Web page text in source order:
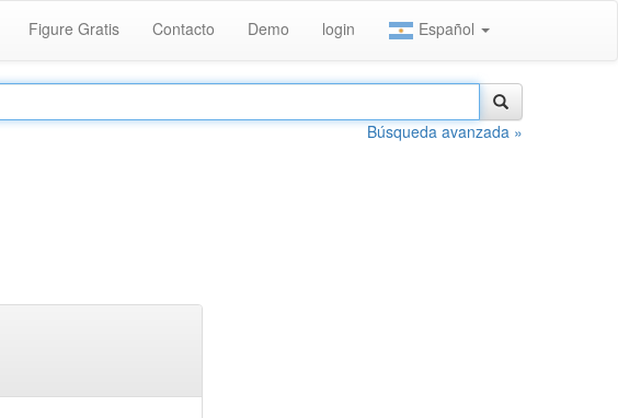
Figure Gratis Contacto Demo login Español
Búsqueda avanzada »